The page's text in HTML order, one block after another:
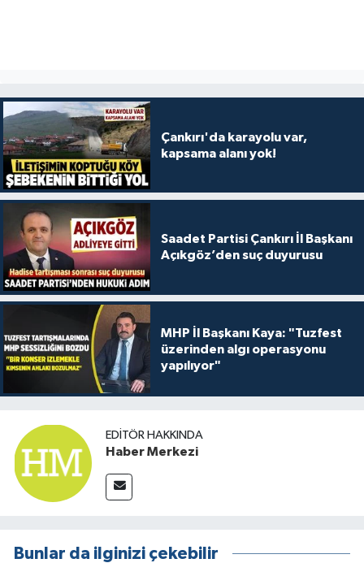
Çankırı'da karayolu var,
kapsama alanı yok!
Saadet Partisi Çankırı İl Başkanı
Açıkgöz’den suç duyurusu
MHP İl Başkanı Kaya: "Tuzfest
üzerinden algı operasyonu
yapılıyor"
EDITÖR HAKKINDA
Haber Merkezi
Bunlar da ilginizi çekebilir